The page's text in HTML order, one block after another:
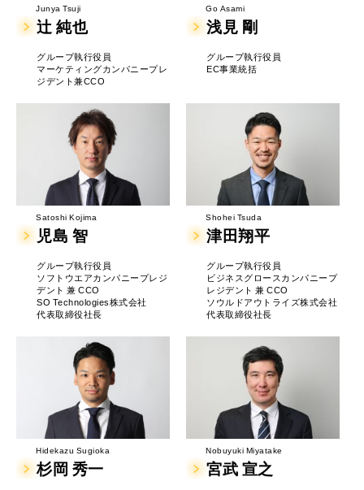
Junya Tsuji
辻 純也
グループ執行役員
マーケティングカンパニープレ
ジデント兼CCO
Go Asami
浅見 剛
グループ執行役員
EC事業統括
Satoshi Kojima
児島 智
グループ執行役員
ソフトウエアカンパニープレジ
デント 兼 CCO
SO Technologies株式会社
代表取締役社長
Shohei Tsuda
津田翔平
グループ執行役員
ビジネスグロースカンパニープ
レジデント 兼 CCO
ソウルドアウトライズ株式会社
代表取締役社長
Hidekazu Sugioka
杉岡 秀一
Nobuyuki Miyatake
宮武 宣之